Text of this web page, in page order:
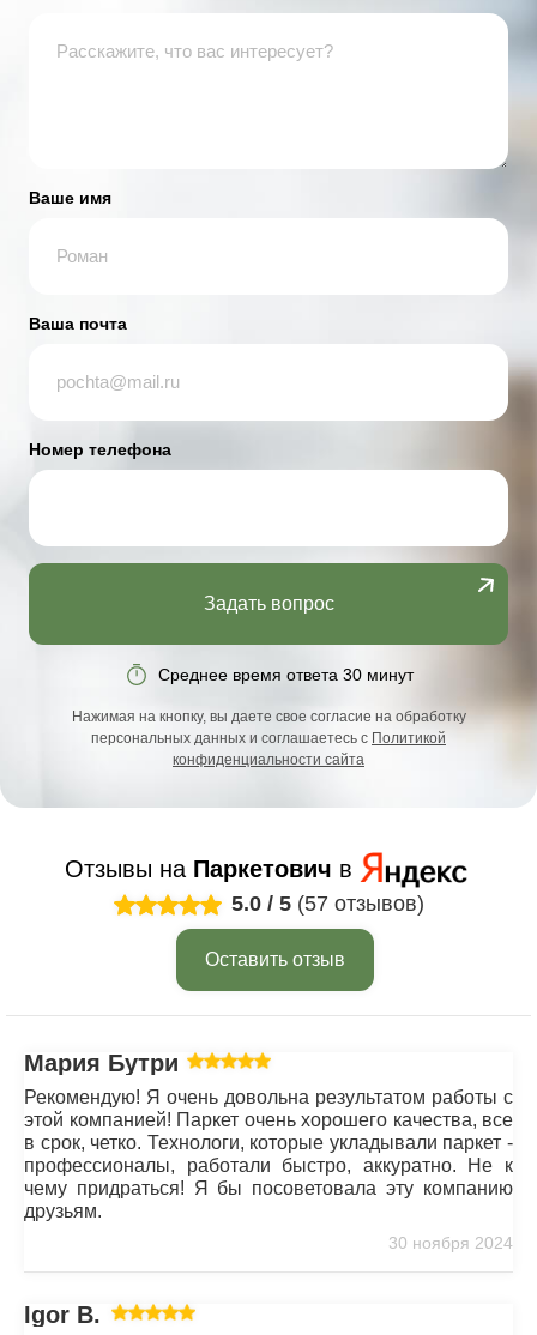
Ваше имя
Ваша почта
Номер телефона
Задать вопрос
Среднее время ответа 30 минут
Нажимая на кнопку, вы даете свое согласие на обработку
персональных данных и соглашаетесь с Политикой
конфиденциальности сайта
Отзывы на Паркетович в
5.0 / 5 (57 отзывов)
Оставить отзыв
Мария Бутрим
Рекомендую! Я очень довольна результатом работы с
этой компанией! Паркет очень хорошего качества, все
в срок, четко. Технологи, которые укладывали паркет -
профессионалы, работали быстро, аккуратно. Не к
чему придраться! Я бы посоветовала эту компанию
друзьям.
30 ноября 2024
Igor B.